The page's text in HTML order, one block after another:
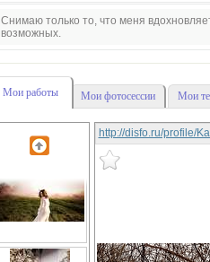
Снимаю только то, что меня
возможных.
Мои работы Мои фотосессии Мои
http://disfo.ru/profile/